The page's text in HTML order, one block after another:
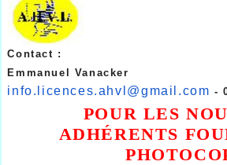
Contact :
Emmanuel Vanacker
info.licences.ahvl@gmail.com -
POUR LES
ADHÉRENTS